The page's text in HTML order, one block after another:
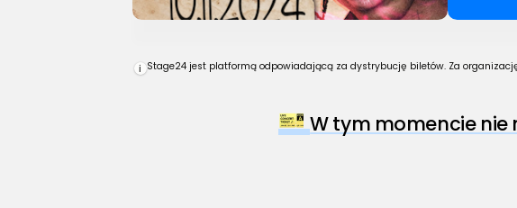
i Stage24 jest platformą odpowiadającą za dystrybucję biletów. Za
W tym momencie